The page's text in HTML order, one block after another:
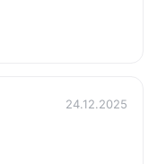
24.12.2025